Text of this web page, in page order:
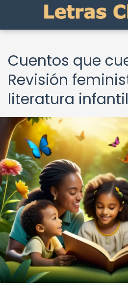
Cuentos que
Revisión
literatura